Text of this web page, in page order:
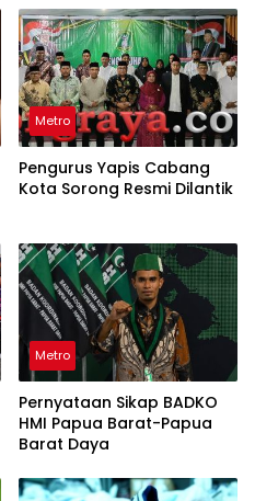
Metro
Pengurus Yapis Cabang
Kota Sorong Resmi Dilantik
Metro
Pernyataan Sikap BADKO
HMI Papua Barat-Papua
Barat Daya